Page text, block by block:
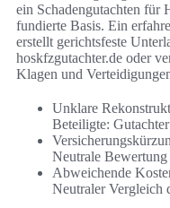
ein Schadengutachten für
fundierte Basis. Ein
erstellt gerichtsfeste
hoskfzgutachter.de oder
Klagen und
Unklare
Beteiligte:
Neutrale
Abweichende
Neutraler Vergleich